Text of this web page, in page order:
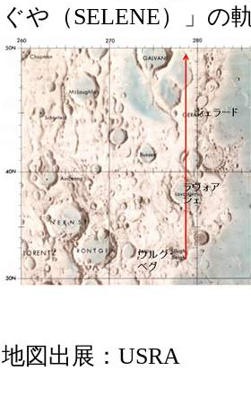
ぐや（SELENE）」の
地図出展：USRA